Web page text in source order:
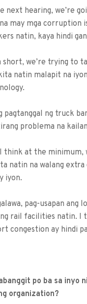
next hearing, we’re
may mga corruption
natin, kaya hindi
short, we’re trying to
natin malapit na
pagtanggal ng truck
problema na
think at the minimum,
natin na walang extra
iyon.
pag-usapan
rail facilities natin. I
congestion ay hindi
po ba sa inyo
organization?